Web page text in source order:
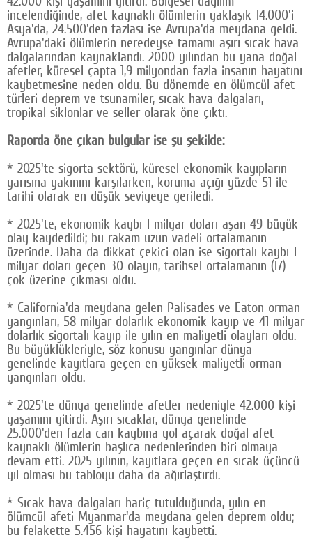
incelendiğinde, afet kaynaklı ölümlerin yaklaşık 14.000'i
Asya'da, 24.500'den fazlası ise Avrupa'da meydana geldi.
Avrupa'daki ölümlerin neredeyse tamamı aşırı sıcak hava
dalgalarından kaynaklandı. 2000 yılından bu yana doğal
afetler, küresel çapta 1,9 milyondan fazla insanın hayatını
kaybetmesine neden oldu. Bu dönemde en ölümcül afet
türleri deprem ve tsunamiler, sıcak hava dalgaları,
tropikal siklonlar ve seller olarak öne çıktı.
Raporda öne çıkan bulgular ise şu şekilde:
* 2025'te sigorta sektörü, küresel ekonomik kayıpların
yarısına yakınını karşılarken, koruma açığı yüzde 51 ile
tarihi olarak en düşük seviyeye geriledi.
* 2025'te, ekonomik kaybı 1 milyar doları aşan 49 büyük
olay kaydedildi; bu rakam uzun vadeli ortalamanın
üzerinde. Daha da dikkat çekici olan ise sigortalı kaybı 1
milyar doları geçen 30 olayın, tarihsel ortalamanın (17)
çok üzerine çıkması oldu.
* California'da meydana gelen Palisades ve Eaton orman
yangınları, 58 milyar dolarlık ekonomik kayıp ve 41 milyar
dolarlık sigortalı kayıp ile yılın en maliyetli olayları oldu.
Bu büyüklükleriyle, söz konusu yangınlar dünya
genelinde kayıtlara geçen en yüksek maliyetli orman
yangınları oldu.
* 2025'te dünya genelinde afetler nedeniyle 42.000 kişi
yaşamını yitirdi. Aşırı sıcaklar, dünya genelinde
25.000'den fazla can kaybına yol açarak doğal afet
kaynaklı ölümlerin başlıca nedenlerinden biri olmaya
devam etti. 2025 yılının, kayıtlara geçen en sıcak üçüncü
yıl olması bu tabloyu daha da ağırlaştırdı.
* Sıcak hava dalgaları hariç tutulduğunda, yılın en
ölümcül afeti Myanmar'da meydana gelen deprem oldu;
bu felakette 5.456 kişi hayatını kaybetti.